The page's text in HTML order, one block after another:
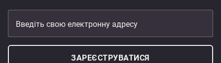
Введіть свою електронну адресу
ЗАРЕЄСТРУВАТИСЯ